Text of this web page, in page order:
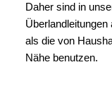
Daher sind in
als die von
Nähe benutzen.